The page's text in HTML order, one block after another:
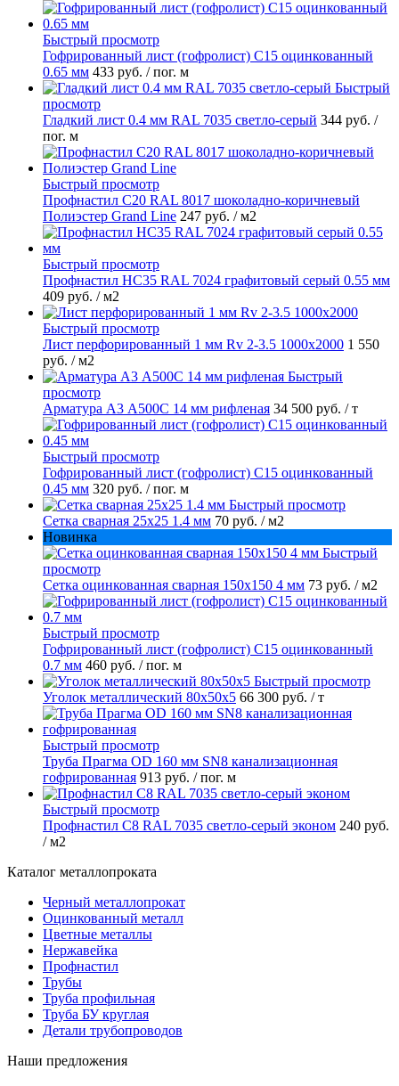
Быстрый просмотр
Гофрированный лист (гофролист) С15 оцинкованный
0.65 мм 433 руб. / пог. м
Быстрый
просмотр
Гладкий лист 0.4 мм RAL 7035 светло-серый 344 руб. /
пог. м
Быстрый просмотр
Профнастил С20 RAL 8017 шоколадно-коричневый
Полиэстер Grand Line 247 руб. / м2
Быстрый просмотр
Профнастил НС35 RAL 7024 графитовый серый 0.55 мм
409 руб. / м2
Быстрый просмотр
Лист перфорированный 1 мм Rv 2-3.5 1000х2000 1 550
руб. / м2
Быстрый
просмотр
Арматура А3 А500С 14 мм рифленая 34 500 руб. / т
Быстрый просмотр
Гофрированный лист (гофролист) С15 оцинкованный
0.45 мм 320 руб. / пог. м
Быстрый просмотр
Сетка сварная 25х25 1.4 мм 70 руб. / м2
Новинка
Быстрый
просмотр
Сетка оцинкованная сварная 150х150 4 мм 73 руб. / м2
Быстрый просмотр
Гофрированный лист (гофролист) С15 оцинкованный
0.7 мм 460 руб. / пог. м
Быстрый просмотр
Уголок металлический 80х50х5 66 300 руб. / т
Быстрый просмотр
Труба Прагма OD 160 мм SN8 канализационная
гофрированная 913 руб. / пог. м
Быстрый просмотр
Профнастил С8 RAL 7035 светло-серый эконом 240 руб.
/ м2
Каталог металлопроката
Черный металлопрокат
Оцинкованный металл
Цветные металлы
Нержавейка
Профнастил
Трубы
Труба профильная
Труба БУ круглая
Детали трубопроводов
Наши предложения